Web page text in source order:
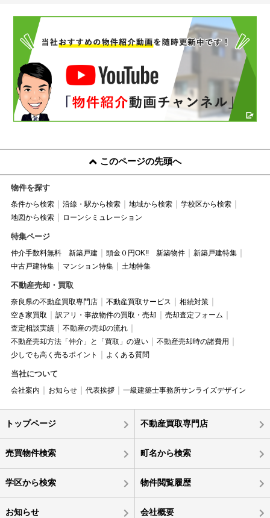
このページの先頭へ
物件を探す
条件から検索 沿線・駅から検索 地域から検索
学校区から検索
地図から検索
ローンシミュレーション
特集ページ
仲介手数料無料 新築戸建 頭金０円OK!! 新築物件
新築戸建特集
中古戸建特集
マンション特集 土地特集
不動産売却・買取
奈良県の不動産買取専門店 不動産買取サービス
相続対策
空き家買取
訳アリ・事故物件の買取・売却
売却査定フォーム
査定相談実績
不動産の売却の流れ
不動産売却方法「仲介」と「買取」の違い
不動産売却時の諸費用
少しでも高く売るポイント
よくある質問
当社について
会社案内 お知らせ 代表挨拶 一級建築士事務所サンライズデザイン
トップページ 不動産買取専門店
売買物件検索 町名から検索
学区から検索 物件閲覧履歴
お知らせ 会社概要